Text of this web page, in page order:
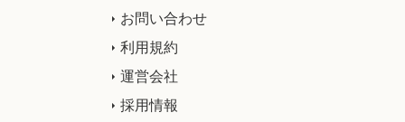
お問い合わせ
利用規約
運営会社
採用情報